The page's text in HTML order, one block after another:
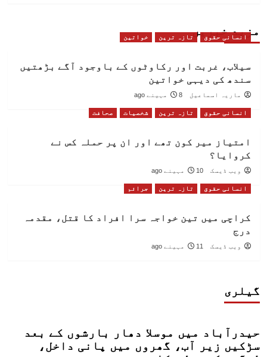
مزید خبریں
انسانی حقوق تازہ ترین خواتین
سیلاب، غربت اور رکاوٹوں کے باوجود آگے بڑھتیں
سندھ کی دیہی خواتین
ماریہ اسماعیل 8 مہینے ago
انسانی حقوق تازہ ترین شخصیات صحافت
امتیاز میر کون تھے اور ان پر حملہ کس نے
کروایا؟
ویب ڈیسک 10 مہینے ago
انسانی حقوق تازہ ترین جرائم
کراچی میں تین خواجہ سرا افراد کا قتل، مقدمہ
درج
ویب ڈیسک 11 مہینے ago
گیلری
حیدرآباد میں موسلا دھار بارشوں کے بعد
سڑکیں زیر آب، گھروں میں پانی داخل،